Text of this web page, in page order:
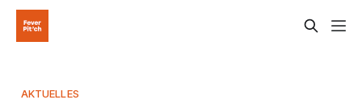
AKTUELLES